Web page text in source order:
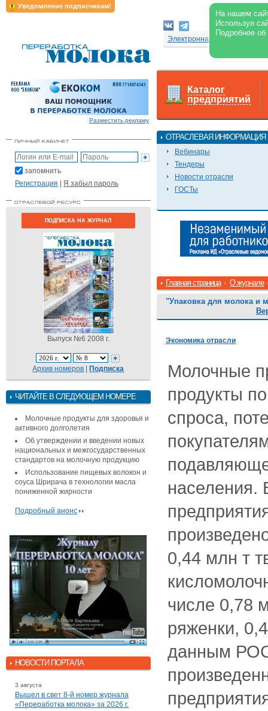
Уведомление подписчикам!
На нашем
Используя
Подробнее
Электронная версия
Разместить рекламу
запомнить
Регистрация | Я забыл пароль
ПОДПИСКА НА ЖУРНАЛ
Выпуск №6 2008 г.
Архив номеров |Подписка
ЧИТАЙТЕ В СЛЕДУЮЩЕМ НОМЕРЕ
Молочные продукты для здоровья и
активного долголетия
Об утверждении и введении новых
национальных и межгосударственных
стандартов на молочную продукцию
Использование пищевых волокон и
соуса Шрирача в технологии масла
пониженной жирности
Подробный анонс
НОВОСТИ ПОРТАЛА
3 августа
Вышел в свет 8-й номер журнала
«Переработка молока» за 2026 г.
Каталог
предприятий
ОТРАСЛЕВАЯ ИНФОРМАЦИЯ
Вебинары
Тендеры
Новости отрасли
ГОСТы
Главная страница О журнале
"Упаковка для молока и
Экономика отрасли
Молочные
продукты
спроса,
населения.
0,44 млн т
числе 0,78
ряженки,
данным